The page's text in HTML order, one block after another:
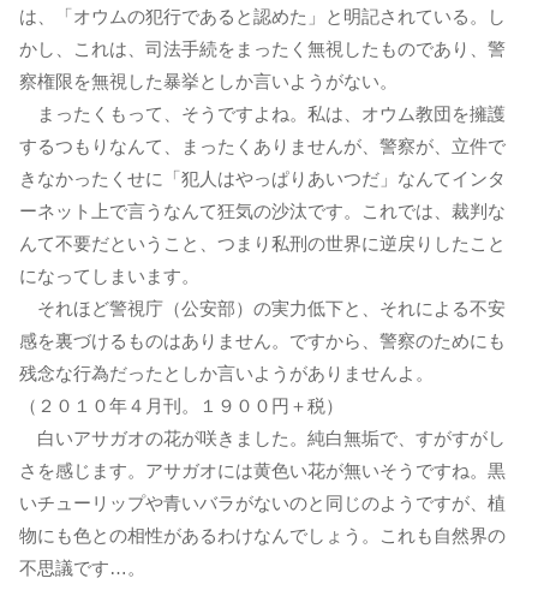
は、「オウムの犯行であると認めた」と明記されている。し
かし、これは、司法手続をまったく無視したものであり、警
察権限を無視した暴挙としか言いようがない。
まったくもって、そうですよね。私は、オウム教団を擁護
するつもりなんて、まったくありませんが、警察が、立件で
きなかったくせに「犯人はやっぱりあいつだ」なんてインタ
ーネット上で言うなんて狂気の沙汰です。これでは、裁判な
んて不要だということ、つまり私刑の世界に逆戻りしたこと
になってしまいます。
それほど警視庁（公安部）の実力低下と、それによる不安
感を裏づけるものはありません。ですから、警察のためにも
残念な行為だったとしか言いようがありませんよ。
（２０１０年４月刊。１９００円＋税）
白いアサガオの花が咲きました。純白無垢で、すがすがし
さを感じます。アサガオには黄色い花が無いそうですね。黒
いチューリップや青いバラがないのと同じのようですが、植
物にも色との相性があるわけなんでしょう。これも自然界の
不思議です…。